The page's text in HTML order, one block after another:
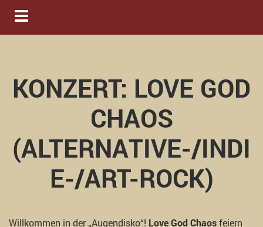
Navigation ein-/ausblenden
KONZERT: LOVE GOD
CHAOS
(ALTERNATIVE-/INDI
E-/ART-ROCK)
Willkommen in der „Augendisko“! Love God Chaosfeiern